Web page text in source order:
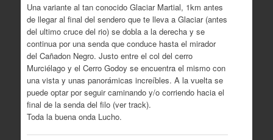
Una variante al tan conocido Glaciar Martial, 1km antes
de llegar al final del sendero que te lleva a Glaciar (antes
del ultimo cruce del rio) se dobla a la derecha y se
continua por una senda que conduce hasta el mirador
del Cañadon Negro. Justo entre el col del cerro
Murciélago y el Cerro Godoy se encuentra el mismo con
una vista y unas panorámicas increíbles. A la vuelta se
puede optar por seguir caminando y/o corriendo hacia el
final de la senda del filo (ver track).
Toda la buena onda Lucho.